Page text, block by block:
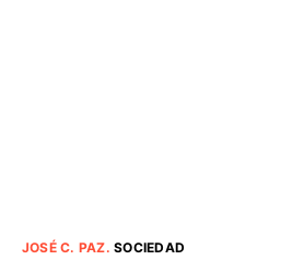
JOSÉ C. PAZ.SOCIEDAD